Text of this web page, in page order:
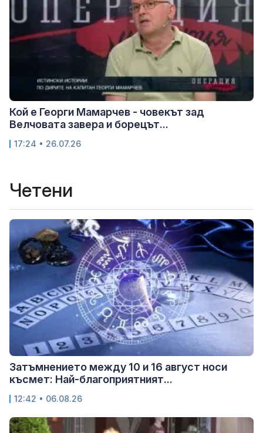
Кой е Георги Мамарчев - човекът зад
Велчовата завера и борецът...
17:24 • 26.07.26
Четени
Затъмнението между 10 и 16 август носи
късмет: Най-благоприятният...
12:42 • 06.08.26